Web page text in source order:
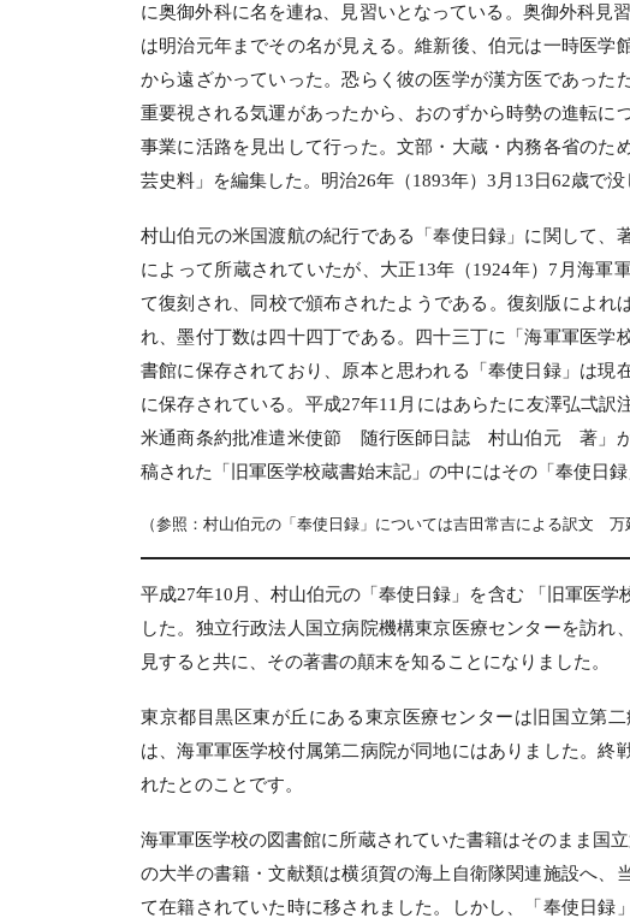
に奥御外科に名を連ね、見習いとなっている。奥御外科見
は明治元年までその名が見える。維新後、伯元は一時医学
から遠ざかっていった。恐らく彼の医学が漢方医であった
重要視される気運があったから、おのずから時勢の進転に
事業に活路を見出して行った。文部・大蔵・内務各省のた
芸史料」を編集した。明治26年（1893年）3月13日62歳で没
村山伯元の米国渡航の紀行である「奉使日録」に関して、
によって所蔵されていたが、大正13年（1924年）7月海軍
て復刻され、同校で頒布されたようである。復刻版によれ
れ、墨付丁数は四十四丁である。四十三丁に「海軍軍医学
書館に保存されており、原本と思われる「奉使日録」は現
に保存されている。平成27年11月にはあらたに友澤弘弌訳
米通商条約批准遣米使節 随行医師日誌 村山伯元 著」が
稿された「旧軍医学校蔵書始末記」の中にはその「奉使日
（参照：村山伯元の「奉使日録」については吉田常吉による訳文
平成27年10月、村山伯元の「奉使日録」を含む 「旧軍医
した。独立行政法人国立病院機構東京医療センターを訪
見すると共に、その著書の顛末を知ることになりました。
東京都目黒区東が丘にある東京医療センターは旧国立第
は、海軍軍医学校付属第二病院が同地にはありました。終
れたとのことです。
海軍軍医学校の図書館に所蔵されていた書籍はそのまま国
の大半の書籍・文献類は横須賀の海上自衛隊関連施設へ、
て在籍されていた時に移されました。しかし、「奉使日録